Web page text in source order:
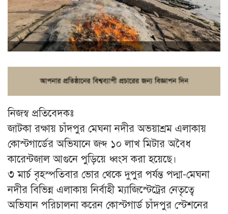
নিজস্ব প্রতিবেদকঃ
জাটকা রক্ষায় চাঁদপুর মেঘনা নদীর অভয়াশ্রম এলাকায়
কোস্টগার্ডের অভিযানে জব্দ ১০ লাখ মিটার অবৈধ
কারেন্টজাল আগুনে পুড়িয়ে ধ্বংস করা হয়েছে।
৩ মার্চ বৃহস্পতিবার ভোর থেকে দুপুর পর্যন্ত পদ্মা-মেঘনা
নদীর বিভিন্ন এলাকায় নির্বাহী ম্যাজিস্টেট্রের নেতৃত্বে
অভিযান পরিচালনা করেন কোস্টগার্ড চাঁদপুর স্টেশনের